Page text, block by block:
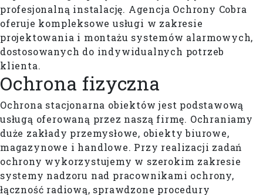
profesjonalną instalację. Agencja Ochrony Cobra
oferuje kompleksowe usługi w zakresie
projektowania i montażu systemów alarmowych,
dostosowanych do indywidualnych potrzeb
klienta.
Ochrona fizyczna
Ochrona stacjonarna obiektów jest podstawową
usługą oferowaną przez naszą firmę. Ochraniamy
duże zakłady przemysłowe, obiekty biurowe,
magazynowe i handlowe. Przy realizacji zadań
ochrony wykorzystujemy w szerokim zakresie
systemy nadzoru nad pracownikami ochrony,
łączność radiową, sprawdzone procedury